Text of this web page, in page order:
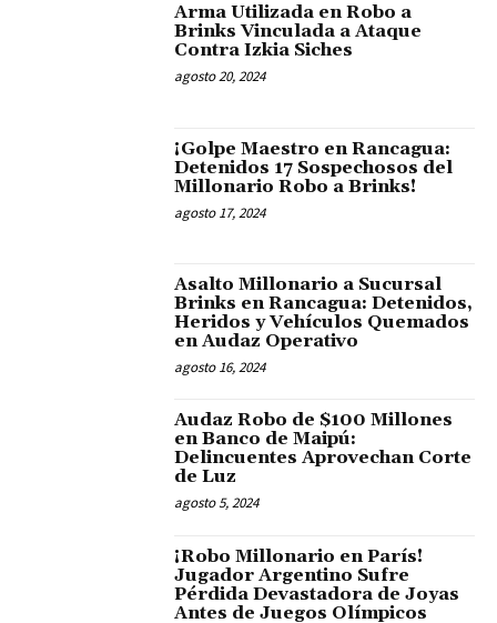
Arma Utilizada en Robo a
Brinks Vinculada a Ataque
Contra Izkia Siches
agosto 20, 2024
¡Golpe Maestro en Rancagua:
Detenidos 17 Sospechosos del
Millonario Robo a Brinks!
agosto 17, 2024
Asalto Millonario a Sucursal
Brinks en Rancagua: Detenidos,
Heridos y Vehículos Quemados
en Audaz Operativo
agosto 16, 2024
Audaz Robo de $100 Millones
en Banco de Maipú:
Delincuentes Aprovechan Corte
de Luz
agosto 5, 2024
¡Robo Millonario en París!
Jugador Argentino Sufre
Pérdida Devastadora de Joyas
Antes de Juegos Olímpicos